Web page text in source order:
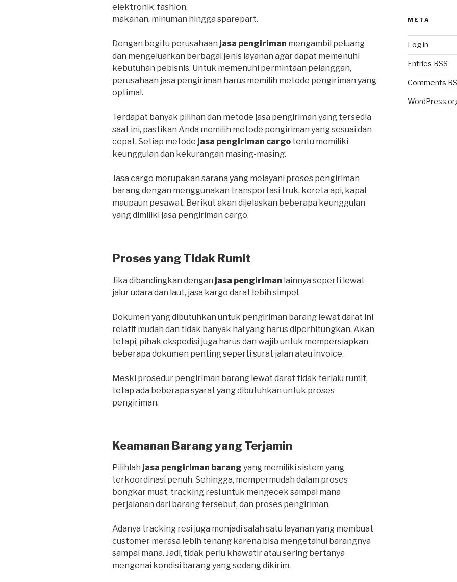
elektronik, fashion,
makanan, minuman hingga sparepart.
Dengan begitu perusahaan jasa pengiriman mengambil peluang
dan mengeluarkan berbagai jenis layanan agar dapat memenuhi
kebutuhan pebisnis. Untuk memenuhi permintaan pelanggan,
perusahaan jasa pengiriman harus memilih metode pengiriman yang
optimal.
Terdapat banyak pilihan dan metode jasa pengiriman yang tersedia
saat ini, pastikan Anda memilih metode pengiriman yang sesuai dan
cepat. Setiap metode jasa pengiriman cargo tentu memiliki
keunggulan dan kekurangan masing-masing.
Jasa cargo merupakan sarana yang melayani proses pengiriman
barang dengan menggunakan transportasi truk, kereta api, kapal
maupaun pesawat. Berikut akan dijelaskan beberapa keunggulan
yang dimiliki jasa pengiriman cargo.
Proses yang Tidak Rumit
Jika dibandingkan dengan jasa pengiriman lainnya seperti lewat
jalur udara dan laut, jasa kargo darat lebih simpel.
Dokumen yang dibutuhkan untuk pengiriman barang lewat darat ini
relatif mudah dan tidak banyak hal yang harus diperhitungkan. Akan
tetapi, pihak ekspedisi juga harus dan wajib untuk mempersiapkan
beberapa dokumen penting seperti surat jalan atau invoice.
Meski prosedur pengiriman barang lewat darat tidak terlalu rumit,
tetap ada beberapa syarat yang dibutuhkan untuk proses
pengiriman.
Keamanan Barang yang Terjamin
Pilihlah jasa pengiriman barang yang memiliki sistem yang
terkoordinasi penuh. Sehingga, mempermudah dalam proses
bongkar muat, tracking resi untuk mengecek sampai mana
perjalanan dari barang tersebut, dan proses pengiriman.
Adanya tracking resi juga menjadi salah satu layanan yang membuat
customer merasa lebih tenang karena bisa mengetahui barangnya
sampai mana. Jadi, tidak perlu khawatir atau sering bertanya
mengenai kondisi barang yang sedang dikirim.
META
Log in
Entries RSS
Comments